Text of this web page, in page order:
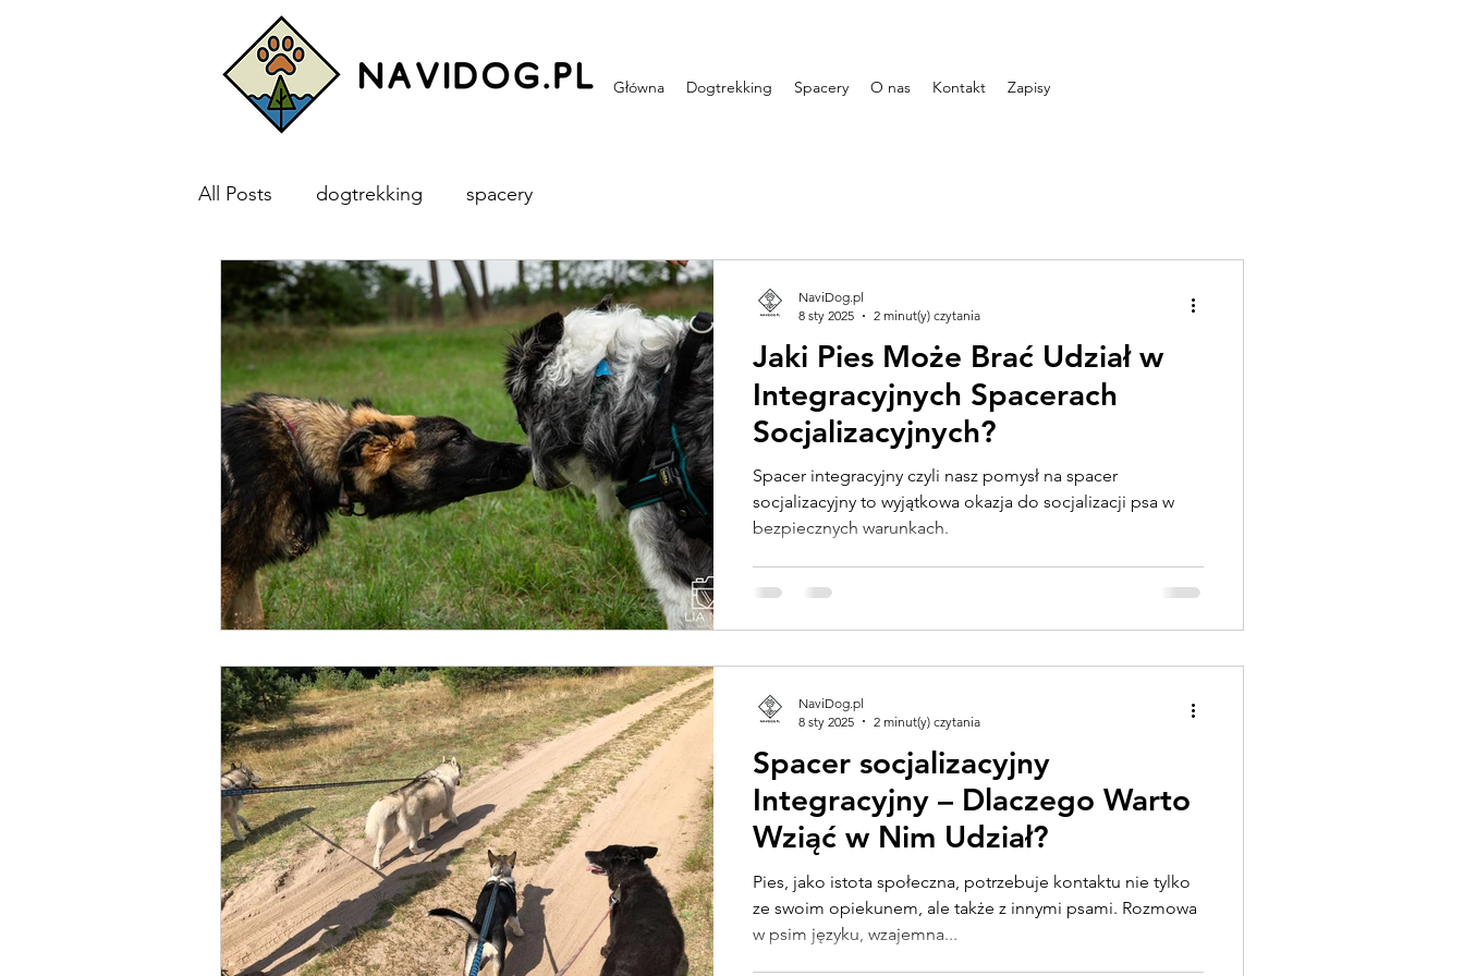
Główna Dogtrekking Spacery O nas Kontakt Zapisy
All Posts dogtrekking spacery
Jaki Pies Może Brać Udział w
Integracyjnych Spacerach
Socjalizacyjnych?
Spacer integracyjny czyli nasz pomysł na spacer
socjalizacyjny to wyjątkowa okazja do socjalizacji psa w
bezpiecznych warunkach.
NaviDog.pl
8 sty 2025
2 minut(y) czytania
Spacer socjalizacyjny
Integracyjny – Dlaczego Warto
Wziąć w Nim Udział?
Pies, jako istota społeczna, potrzebuje kontaktu nie tylko
ze swoim opiekunem, ale także z innymi psami. Rozmowa
w psim języku, wzajemna...
NaviDog.pl
8 sty 2025
2 minut(y) czytania